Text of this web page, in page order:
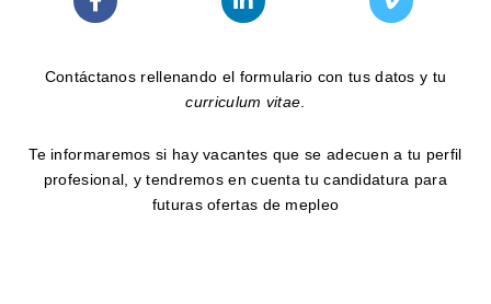
Contáctanos rellenando el formulario con tus datos y tu
curriculum vitae
Te informaremos si hay vacantes que se adecuen a tu perfil
profesional, y tendremos en cuenta tu candidatura para
futuras ofertas de mepleo